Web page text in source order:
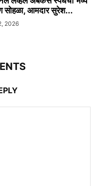
सोहळा, आमदार सुरेश...
2026